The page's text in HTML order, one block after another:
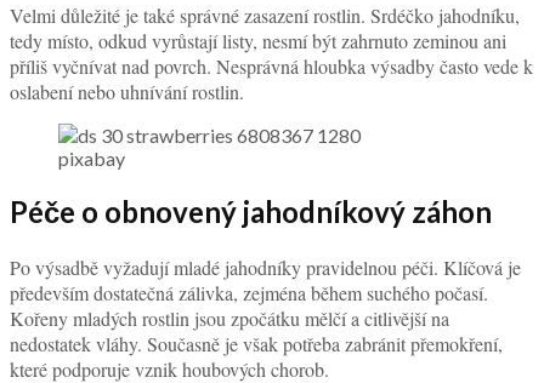
Velmi důležité je také správné zasazení rostlin. Srdéčko jahodníku,
tedy místo, odkud vyrůstají listy, nesmí být zahrnuto zeminou ani
příliš vyčnívat nad povrch. Nesprávná hloubka výsadby často vede k
oslabení nebo uhnívání rostlin.
pixabay
Péče o obnovený jahodníkový záhon
Po výsadbě vyžadují mladé jahodníky pravidelnou péči. Klíčová je
především dostatečná zálivka, zejména během suchého počasí.
Kořeny mladých rostlin jsou zpočátku mělčí a citlivější na
nedostatek vláhy. Současně je však potřeba zabránit přemokření,
které podporuje vznik houbových chorob.